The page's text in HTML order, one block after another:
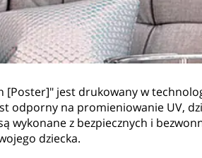
[Poster]" jest drukowany w
na promieniowanie UV,
wykonane z bezpiecznych i
dziecka.